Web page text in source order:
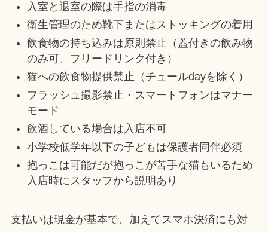
入室と退室の際は手指の消毒
衛生管理のため靴下またはストッキングの着用
飲食物の持ち込みは原則禁止（蓋付きの飲み物
のみ可、フリードリンク付き）
猫への飲食物提供禁止（チュールdayを除く）
フラッシュ撮影禁止・スマートフォンはマナー
モード
飲酒している場合は入店不可
小学校低学年以下の子どもは保護者同伴必須
抱っこは可能だが抱っこが苦手な猫もいるため
入店時にスタッフから説明あり
支払いは現金が基本で、加えてスマホ決済にも対